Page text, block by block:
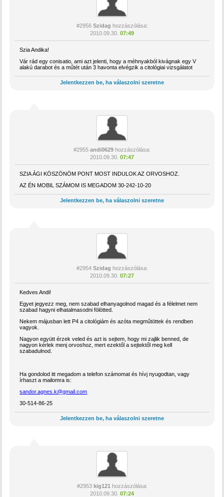
#2956 Szidag hozzászólása:
2010.09.30. 07:49
Szia Andika!
Vár rád egy conisatio, ami azt jelenti, hogy a méhnyakból kivágnak egy V
alakú darabot és a műtét után 3 havonta elvégzik a citológiai vizsgálatot
Jelentkezzen be, ha válaszolni szeretne
#2955 andi0629 hozzászólása:
2010.09.30. 07:47
SZIA ÁGI KÖSZÖNÖM PONT MOST INDULOK AZ ORVOSHOZ.
AZ ÉN MOBIL SZÁMOM IS MEGADOM 30-242-10-20
Jelentkezzen be, ha válaszolni szeretne
#2954 Szidag hozzászólása:
2010.09.30. 07:27
Kedves Andi!
Egyet jegyezz meg, nem szabad elhanyagolnod magad és a félelmet nem
szabad hagyni elhatalmasodni fölötted.
Nekem májusban lett P4 a citológiám és azóta megműtöttek és rendben
vagyok.
Nagyon együtt érzek veled és azt is sejtem, hogy mi zajlik benned, de
nagyon kérlek menj orvoshoz, mert ezektől a sejtektől meg kell
szabadulnod.
Ha gondolod itt megadom a telefon számomat és hívj nyugodtan, vagy
írhaszt a mailomra is:
sandor.agnes.k@gmail.com
30-514-86-25
Jelentkezzen be, ha válaszolni szeretne
#2953 kig121 hozzászólása:
2010.09.30. 07:24